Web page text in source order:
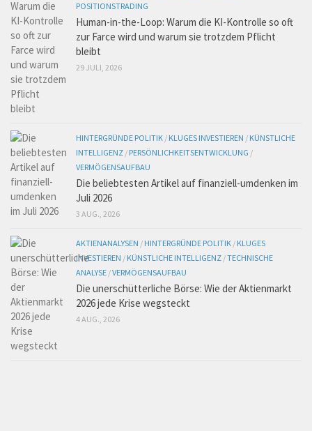
POSITIONSTRADING
Human-in-the-Loop: Warum die KI-Kontrolle so oft
zur Farce wird und warum sie trotzdem Pflicht
bleibt
29 JULI, 2026
HINTERGRÜNDE POLITIK / KLUGES INVESTIEREN / KÜNSTLICHE
INTELLIGENZ / PERSÖNLICHKEITSENTWICKLUNG /
VERMÖGENSAUFBAU
Die beliebtesten Artikel auf finanziell-umdenken im
Juli 2026
3 AUG., 2026
AKTIENANALYSEN / HINTERGRÜNDE POLITIK / KLUGES
INVESTIEREN / KÜNSTLICHE INTELLIGENZ /TECHNISCHE
ANALYSE /VERMÖGENSAUFBAU
Die unerschütterliche Börse: Wie der Aktienmarkt
2026 jede Krise wegsteckt
4 AUG., 2026